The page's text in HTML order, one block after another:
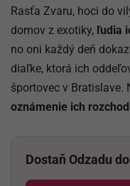
Rasťa Zvaru, hoci do
domov z exotiky, ľudia
no oni každý deň
diaľke, ktorá ich
športovec v Bratislave.
oznámenie ich
Dostaň Odzadu